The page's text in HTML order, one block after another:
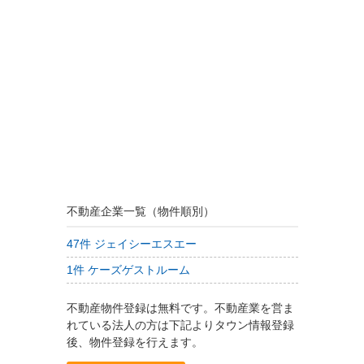
不動産企業一覧（物件順別）
47件 ジェイシーエスエー
1件 ケーズゲストルーム
不動産物件登録は無料です。不動産業を営ま
れている法人の方は下記よりタウン情報登録
後、物件登録を行えます。